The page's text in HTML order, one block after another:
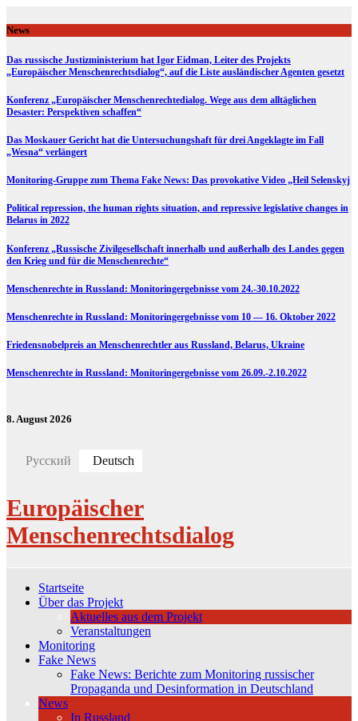
to
content
News
Das russische Justizministerium hat Igor Eidman, Leiter des Projekts
„Europäischer Menschenrechtsdialog“, auf die Liste ausländischer Agenten gesetzt
Konferenz „Europäischer Menschenrechtedialog. Wege aus dem alltäglichen
Desaster: Perspektiven schaffen“
Das Moskauer Gericht hat die Untersuchungshaft für drei Angeklagte im Fall
„Wesna“ verlängert
Monitoring-Gruppe zum Thema Fake News: Das provokative Video „Heil Selenskyj
Political repression, the human rights situation, and repressive legislative changes in
Belarus in 2022
Konferenz „Russische Zivilgesellschaft innerhalb und außerhalb des Landes gegen
den Krieg und für die Menschenrechte“
Menschenrechte in Russland: Monitoringergebnisse vom 24.-30.10.2022
Menschenrechte in Russland: Monitoringergebnisse vom 10 — 16. Oktober 2022
Friedensnobelpreis an Menschenrechtler aus Russland, Belarus, Ukraine
Menschenrechte in Russland: Monitoringergebnisse vom 26.09.-2.10.2022
8. August 2026
Русский Deutsch
Europäischer
Menschenrechtsdialog
Startseite
Über das Projekt
Aktuelles aus dem Projekt
Veranstaltungen
Monitoring
Fake News
Fake News: Berichte zum Monitoring russischer
Propaganda und Desinformation in Deutschland
News
In Russland